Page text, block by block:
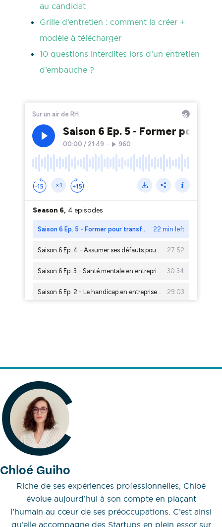
au candidat
Grille d’entretien : comment la créer +
modèle à télécharger
10 questions interdites lors d’un entretien
d’embauche ?
Chloé Guiho
Riche de ses expériences professionnelles, Chloé
évolue aujourd’hui à son compte en plaçant
l’humain au cœur de ses préoccupations. C’est ainsi
qu’elle accompagne des Startups en plein essor sur